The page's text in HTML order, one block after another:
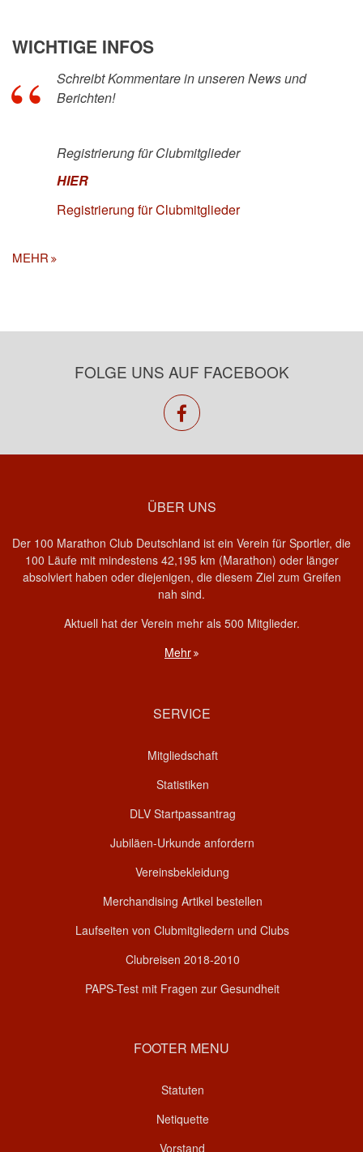
WICHTIGE INFOS
Schreibt Kommentare in unseren News und
Berichten!
Registrierung für Clubmitglieder
HIER
Registrierung für Clubmitglieder
MEHR
FOLGE UNS AUF FACEBOOK
facebook
ÜBER UNS
Der 100 Marathon Club Deutschland ist ein Verein für Sportler, die
100 Läufe mit mindestens 42,195 km (Marathon) oder länger
absolviert haben oder diejenigen, die diesem Ziel zum Greifen
nah sind.
Aktuell hat der Verein mehr als 500 Mitglieder.
Mehr
SERVICE
Mitgliedschaft
Statistiken
DLV Startpassantrag
Jubiläen-Urkunde anfordern
Vereinsbekleidung
Merchandising Artikel bestellen
Laufseiten von Clubmitgliedern und Clubs
Clubreisen 2018-2010
PAPS-Test mit Fragen zur Gesundheit
FOOTER MENU
Statuten
Netiquette
Vorstand